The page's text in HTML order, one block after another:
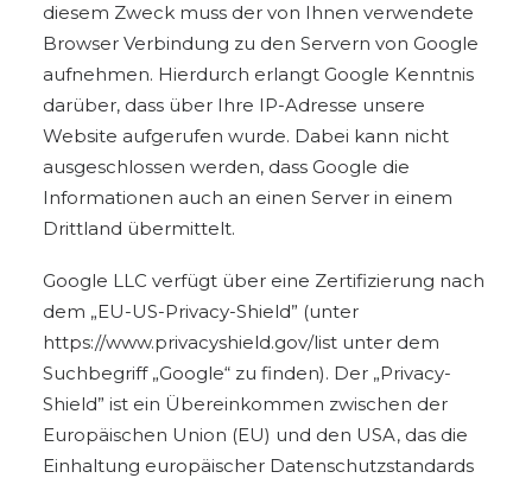
diesem Zweck muss der von Ihnen verwendete
Browser Verbindung zu den Servern von Google
aufnehmen. Hierdurch erlangt Google Kenntnis
darüber, dass über Ihre IP-Adresse unsere
Website aufgerufen wurde. Dabei kann nicht
ausgeschlossen werden, dass Google die
Informationen auch an einen Server in einem
Drittland übermittelt.
Google LLC verfügt über eine Zertifizierung nach
dem „EU-US-Privacy-Shield” (unter
https://www.privacyshield.gov/list unter dem
Suchbegriff „Google“ zu finden). Der „Privacy-
Shield” ist ein Übereinkommen zwischen der
Europäischen Union (EU) und den USA, das die
Einhaltung europäischer Datenschutzstandards